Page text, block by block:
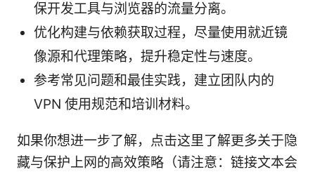
保开发工具与浏览器的流量分离。
优化构建与依赖获取过程，尽量使用就近镜
像源和代理策略，提升稳定性与速度。
参考常见问题和最佳实践，建立团队内的
VPN 使用规范和培训材料。
如果你想进一步了解，点击这里了解更多关于隐
藏与保护上网的高效策略（请注意：链接文本会